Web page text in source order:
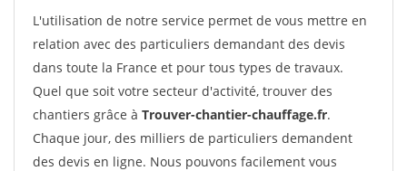
L'utilisation de notre service permet de vous mettre en
relation avec des particuliers demandant des devis
dans toute la France et pour tous types de travaux.
Quel que soit votre secteur d'activité, trouver des
chantiers grâce à Trouver-chantier-chauffage.fr.
Chaque jour, des milliers de particuliers demandent
des devis en ligne. Nous pouvons facilement vous